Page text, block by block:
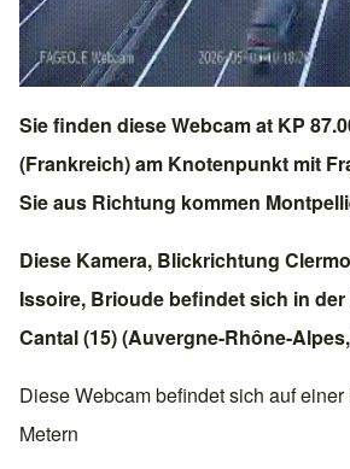
Sie finden diese Webcam at KP
(Frankreich)am Knotenpunkt mit
Sie aus Richtung kommen
Diese Kamera, Blickrichtung
Issoire, Brioude befindet sich in der
Cantal (15)(Auvergne-Rhône-Alpes
Diese Webcam befindet sich auf
Metern